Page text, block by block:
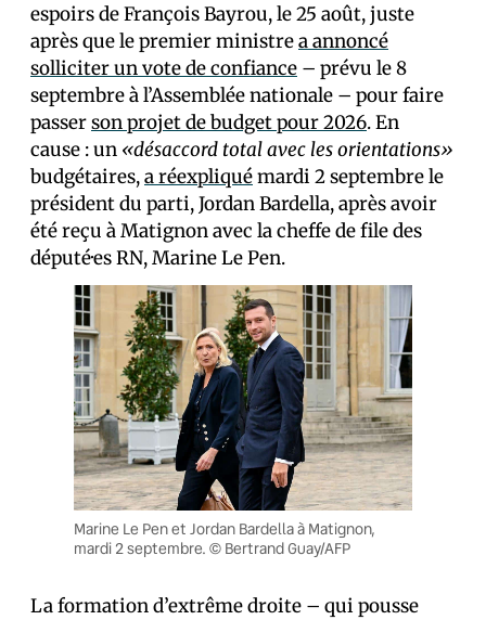
espoirs de François Bayrou, le 25 août, juste
après que le premier ministrea annoncé
solliciter un vote de confiance – prévu le 8
septembre à l’Assemblée nationale – pour faire
passerson projet de budget pour 2026. En
cause : un «désaccord total avec les orientations»
budgétaires,a réexpliquémardi 2 septembre le
président du parti, Jordan Bardella, après avoir
été reçu à Matignon avec la cheffe de file des
député·es RN, Marine Le Pen.
Marine Le Pen et Jordan Bardella à Matignon,
mardi 2 septembre. © Bertrand Guay/AFP
La formation d’extrême droite – qui pousse